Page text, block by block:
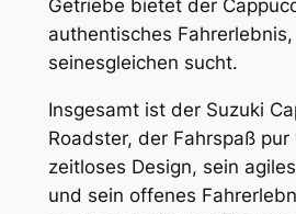
Getriebe bietet der
authentisches
seinesgleichen sucht.
Insgesamt ist der Suzuki
Roadster, der Fahrspaß
zeitloses Design, sein
und sein offenes